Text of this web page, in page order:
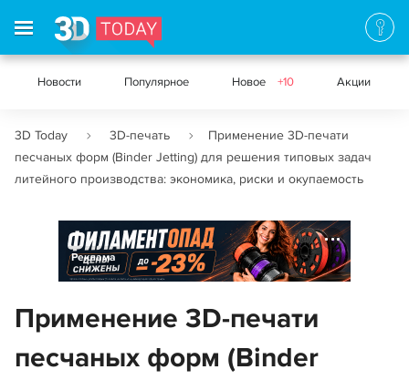
Новости Популярное Новое +10 Акции
3D Today 3D-печать
Применение 3D-печати
песчаных форм (Binder Jetting) для решения типовых задач
литейного производства: экономика, риски и окупаемость
Реклама
Применение 3D-печати
песчаных форм (Binder